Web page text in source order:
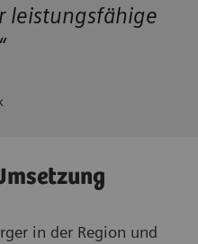
leistungsfähige
in der Region und